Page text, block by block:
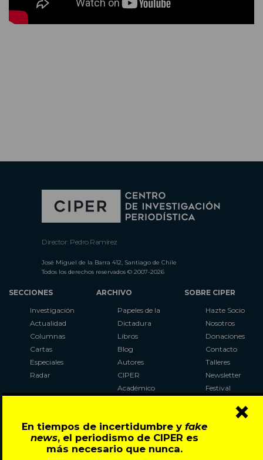
En tiempos de incertidumbre y fake
news, el periodismo de CIPER es
más necesario que nunca.
×
Director: Pedro Ramírez
José Miguel de la Barra 412, Santiago de Chile
Todos los derechos reservados © 2007-2026
SECCIONES
Investigación
Actualidad
Columnas
Cartas
Especiales
Radar
ARCHIVO
Papeles de la
Dictadura
Libros
Blog
Autores
CIPER
Académico
Al Plebiscito
con CIPER
SOBRE CIPER
Hazte Socio
Nosotros
Donaciones
Contacto
Talleres
Newsletter
Festival